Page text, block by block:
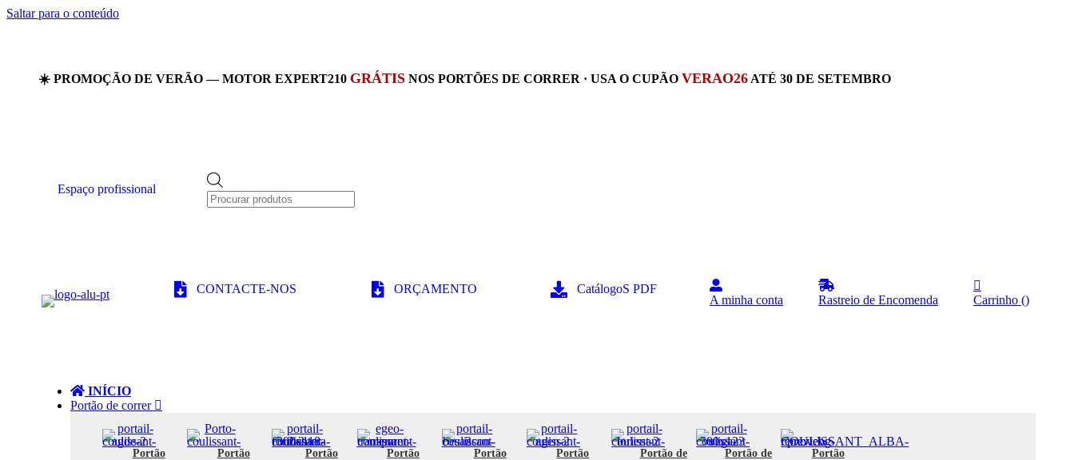
Saltar para o conteúdo
☀️ PROMOÇÃO DE VERÃO — MOTOR EXPERT210 GRÁTIS NOS PORTÕES DE CORRER · USA O CUPÃO VERAO26 ATÉ 30 DE SETEMBRO
Espaço profissional
search
CONTACTE-NOS ORÇAMENTO CatálogoS PDF
A minha conta Rastreio de Encomenda Carrinho ()
INÍCIO
Portão de correr
Portão
Portão
Portão
Portão
Portão
Portão
Portão de
Portão de
Portão